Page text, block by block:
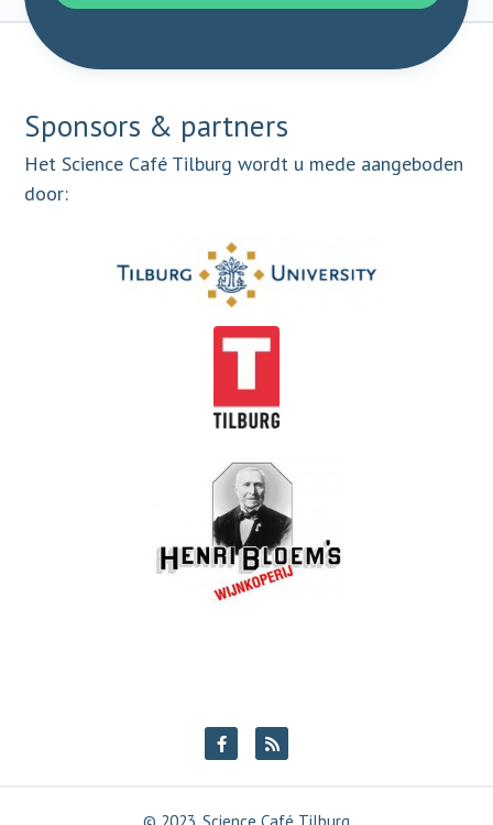
Sponsors & partners
Het Science Café Tilburg wordt u mede aangeboden
door:
© 2023, Science Café Tilburg